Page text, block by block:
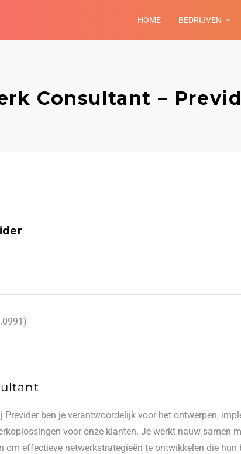
HOME BEDRIJVEN
Consultant –
ben je verantwoordelijk voor het ontwerpen,
voor onze klanten. Je werkt nauw samen
om effectieve netwerkstrategieën te ontwikkelen die hun